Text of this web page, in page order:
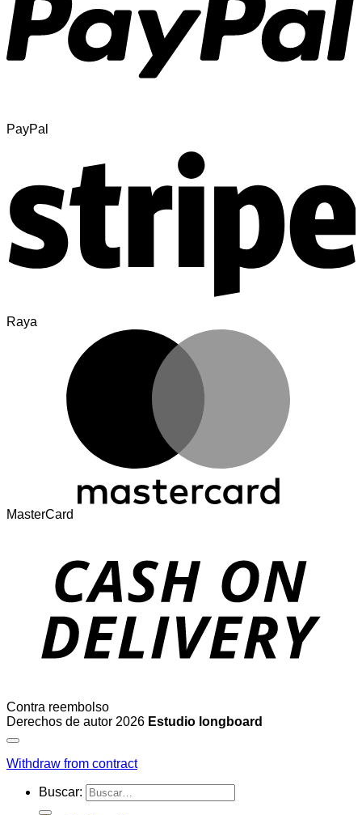
PayPal
Raya
MasterCard
Contra reembolso
Derechos de autor 2026 Estudio longboard
Withdraw from contract
Buscar: